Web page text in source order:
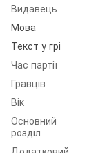
Видавець
Мова
Текст у грі
Час партії
Гравців
Вік
Основний
розділ